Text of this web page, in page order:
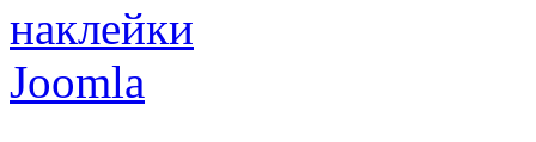
наклейки
Joomla